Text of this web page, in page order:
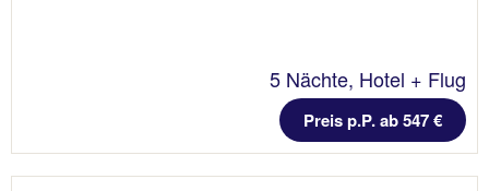
5 Nächte, Hotel + Flug
Preis p.P. ab 547 €